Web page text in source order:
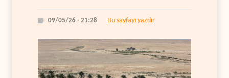
09/05/26 - 21:28 Bu sayfayı yazdır